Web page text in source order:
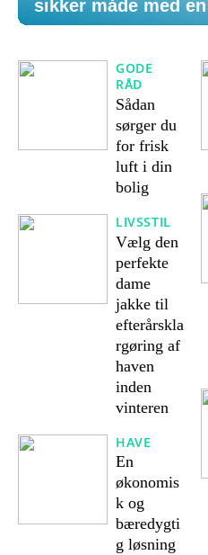
sikker måde med
GODE
RÅD
Sådan
sørger du
for frisk
luft i din
bolig
LIVSSTIL
Vælg den
perfekte
dame
jakke til
efterårskla
rgøring af
haven
inden
vinteren
HAVE
En
økonomis
k og
bæredygti
g løsning